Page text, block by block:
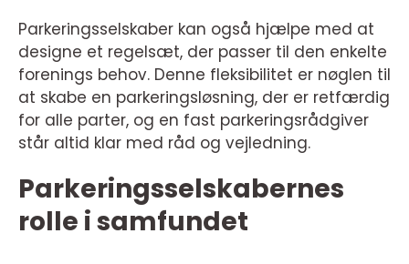
Parkeringsselskaber kan også hjælpe med at
designe et regelsæt, der passer til den enkelte
forenings behov. Denne fleksibilitet er nøglen til
at skabe en parkeringsløsning, der er retfærdig
for alle parter, og en fast parkeringsrådgiver
står altid klar med råd og vejledning.
Parkeringsselskabernes
rolle i samfundet